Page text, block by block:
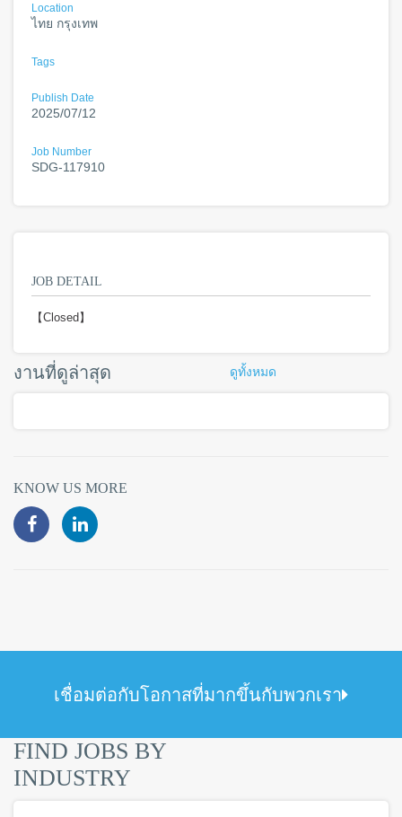
Location
ไทย กรุงเทพ
Tags
Publish Date
2025/07/12
Job Number
SDG-117910
JOB DETAIL
【Closed】
งานที่ดูล่าสุด ดูทั้งหมด
KNOW US MORE
เชื่อมต่อกับโอกาสที่มากขึ้นกับพวกเรา
FIND JOBS BY
INDUSTRY